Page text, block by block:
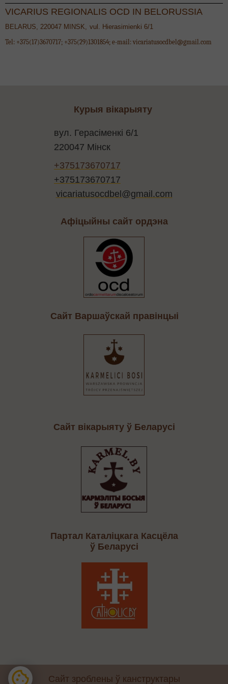
VICARIUS REGIONALIS OCD IN BELORUSSIA
BELARUS , 220047 MINSK, vul Hіerasimienki 6/1
Tel : +375(17)3670717; +375(29)1301854; e-mail : vicariatusocdbel@gmail.com
вул. Герасіменкі 6/1
220047 Мінск
Сайт вікарыяту ў Беларусі
Партал Каталіцкага Касцёла
ў Беларусі
Афіцыйны сайт ордэна
+375173670717
+375173670717
vicariatusocdbel@gmail.com
Курыя вікарыяту
Cайт Варшаўскай правінцыі
Сайт зроблены ў канструктары